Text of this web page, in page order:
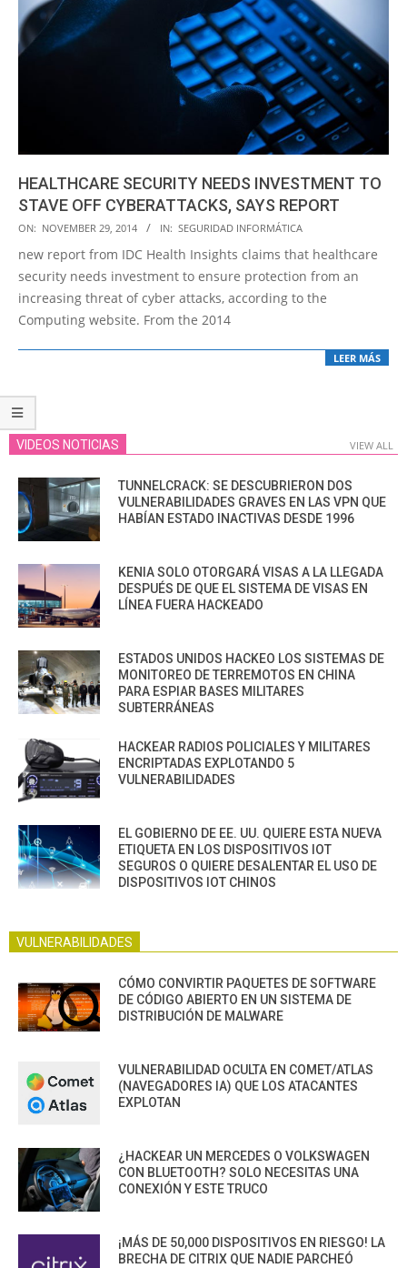
HEALTHCARE SECURITY NEEDS INVESTMENT TO
STAVE OFF CYBERATTACKS, SAYS REPORT
2014-
11-
29
ON: NOVEMBER 29, 2014 IN: SEGURIDAD INFORMÁTICA
new report from IDC Health Insights claims that healthcare
security needs investment to ensure protection from an
increasing threat of cyber attacks, according to the
Computing website. From the 2014
LEER MÁS
VIDEOS NOTICIAS VIEW ALL
TUNNELCRACK: SE DESCUBRIERON DOS
VULNERABILIDADES GRAVES EN LAS VPN QUE
HABÍAN ESTADO INACTIVAS DESDE 1996
KENIA SOLO OTORGARÁ VISAS A LA LLEGADA
DESPUÉS DE QUE EL SISTEMA DE VISAS EN
LÍNEA FUERA HACKEADO
ESTADOS UNIDOS HACKEO LOS SISTEMAS DE
MONITOREO DE TERREMOTOS EN CHINA
PARA ESPIAR BASES MILITARES
SUBTERRÁNEAS
HACKEAR RADIOS POLICIALES Y MILITARES
ENCRIPTADAS EXPLOTANDO 5
VULNERABILIDADES
EL GOBIERNO DE EE. UU. QUIERE ESTA NUEVA
ETIQUETA EN LOS DISPOSITIVOS IOT
SEGUROS O QUIERE DESALENTAR EL USO DE
DISPOSITIVOS IOT CHINOS
VULNERABILIDADES
CÓMO CONVIRTIR PAQUETES DE SOFTWARE
DE CÓDIGO ABIERTO EN UN SISTEMA DE
DISTRIBUCIÓN DE MALWARE
VULNERABILIDAD OCULTA EN COMET/ATLAS
(NAVEGADORES IA) QUE LOS ATACANTES
EXPLOTAN
¿HACKEAR UN MERCEDES O VOLKSWAGEN
CON BLUETOOTH? SOLO NECESITAS UNA
CONEXIÓN Y ESTE TRUCO
¡MÁS DE 50,000 DISPOSITIVOS EN RIESGO! LA
BRECHA DE CITRIX QUE NADIE PARCHEÓ